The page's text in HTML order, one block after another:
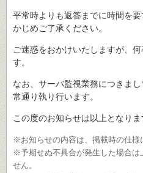
平常時よりも返答までに時間を
かじめご了承ください。
ご迷惑をおかけいたしますが、
す。
なお、サーバ監視業務につきま
常通り執り行います。
この度のお知らせは以上となりま
※お知らせの内容は、掲載時の仕様
※予期せぬ不具合が発生した場合は
せん。